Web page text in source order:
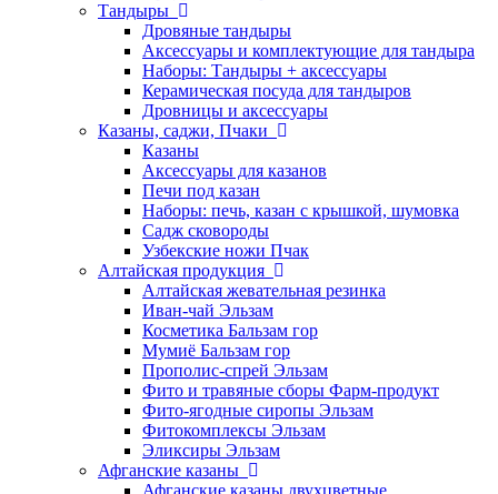
Тандыры
Дровяные тандыры
Аксессуары и комплектующие для тандыра
Наборы: Тандыры + аксессуары
Керамическая посуда для тандыров
Дровницы и аксессуары
Казаны, саджи, Пчаки
Казаны
Аксессуары для казанов
Печи под казан
Наборы: печь, казан с крышкой, шумовка
Садж сковороды
Узбекские ножи Пчак
Алтайская продукция
Алтайская жевательная резинка
Иван-чай Эльзам
Косметика Бальзам гор
Мумиё Бальзам гор
Прополис-спрей Эльзам
Фито и травяные сборы Фарм-продукт
Фито-ягодные сиропы Эльзам
Фитокомплексы Эльзам
Эликсиры Эльзам
Афганские казаны
Афганские казаны двухцветные